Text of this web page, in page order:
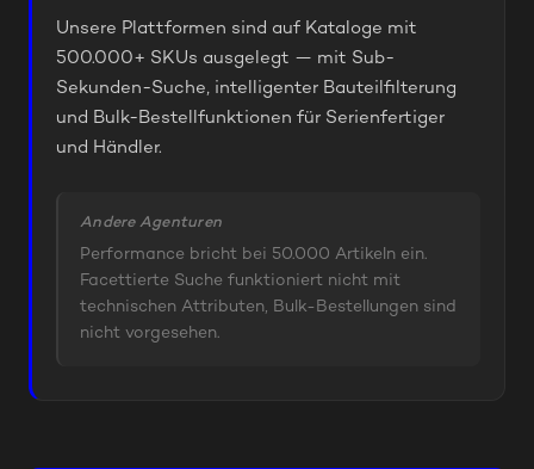
Unsere Plattformen sind auf Kataloge mit
500.000+ SKUs ausgelegt — mit Sub-
Sekunden-Suche, intelligenter Bauteilfilterung
und Bulk-Bestellfunktionen für Serienfertiger
und Händler.
Andere Agenturen
Performance bricht bei 50.000 Artikeln ein.
Facettierte Suche funktioniert nicht mit
technischen Attributen, Bulk-Bestellungen sind
nicht vorgesehen.